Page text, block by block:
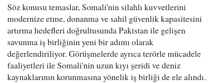
Söz konusu temaslar, Somali'nin silahlı kuvvetlerini
modernize etme, donanma ve sahil güvenlik kapasitesini
artırma hedefleri doğrultusunda Pakistan ile gelişen
savunma iş birliğinin yeni bir adımı olarak
değerlendiriliyor. Görüşmelerde ayrıca terörle mücadele
faaliyetleri ile Somali'nin uzun kıyı şeridi ve deniz
kaynaklarının korunmasına yönelik iş birliği de ele alındı.